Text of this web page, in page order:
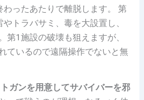
ったあたりで離脱します。 第
トラバサミ、毒を大設置し、
第1施設の破壊も狙えますが、
ているので遠隔操作でないと無
ガンを用意してサバイバーを邪